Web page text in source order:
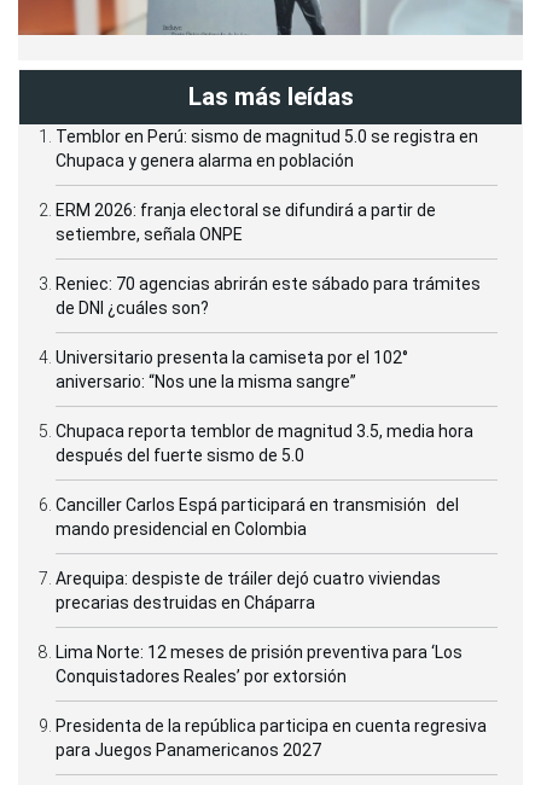
Las más leídas
Temblor en Perú: sismo de magnitud 5.0 se registra en
Chupaca y genera alarma en población
ERM 2026: franja electoral se difundirá a partir de
setiembre, señala ONPE
Reniec: 70 agencias abrirán este sábado para trámites
de DNI ¿cuáles son?
Universitario presenta la camiseta por el 102°
aniversario: “Nos une la misma sangre”
Chupaca reporta temblor de magnitud 3.5, media hora
después del fuerte sismo de 5.0
Canciller Carlos Espá participará en transmisión del
mando presidencial en Colombia
Arequipa: despiste de tráiler dejó cuatro viviendas
precarias destruidas en Cháparra
Lima Norte: 12 meses de prisión preventiva para ‘Los
Conquistadores Reales’ por extorsión
Presidenta de la república participa en cuenta regresiva
para Juegos Panamericanos 2027